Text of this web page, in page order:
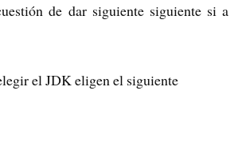
de dar siguiente siguiente si a
el JDK eligen el siguiente